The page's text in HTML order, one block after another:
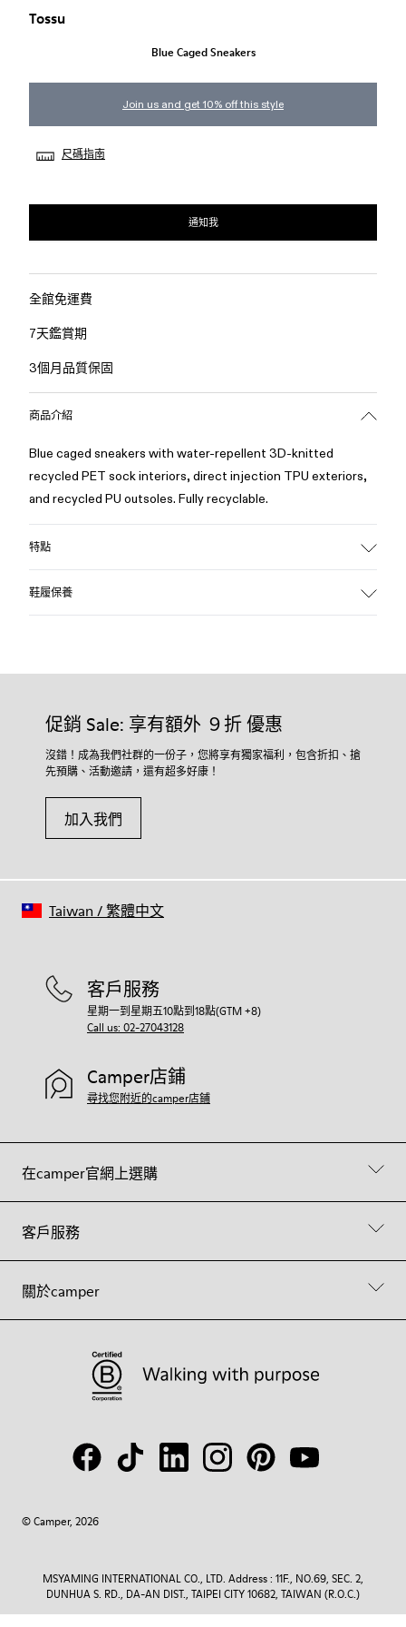
Tossu
Blue Caged Sneakers
Join us and get 10% off this style
尺碼指南
通知我
全館免運費
7天鑑賞期
3個月品質保固
商品介紹
Blue caged sneakers with water-repellent 3D-knitted
recycled PET sock interiors, direct injection TPU exteriors,
and recycled PU outsoles. Fully recyclable.
特點
Upper
Textile / Synthetic
PU Removable Footbed
80% textile (75% recycled polyester - 14% Hilo PU - 11
鞋履保養
我們的鞋履選用精心挑選的優質物料製作。使用合適的鞋履護
如欲獲取有關如何護理您鞋履的詳細說明，請瀏覽我們的
護理指南.
促銷 Sale: 享有額外 ９折 優惠
沒錯！成為我們社群的一份子，您將享有獨家福利，包含折扣、搶
先預購、活動邀請，還有超多好康！
加入我們
在camper官網上選購
客戶服務
關於camper
客戶服務
星期一到星期五10點到18點(GTM +8)
Call us: 02-27043128
Camper店鋪
尋找您附近的camper店鋪
© Camper, 2026
Taiwan /繁體中文
MSYAMING INTERNATIONAL CO., LTD. Address : 11F., NO.69, SEC. 2,
DUNHUA S. RD., DA-AN DIST., TAIPEI CITY 10682, TAIWAN (R.O.C.)